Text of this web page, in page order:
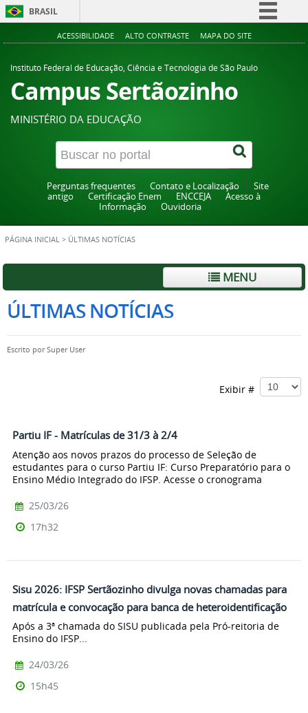
BRASIL
Simplifique!
Acesso à informação
Canais
ACESSIBILIDADE ALTO CONTRASTE MAPA DO SITE
Instituto Federal de Educação, Ciência e Tecnologia de São Paulo
Campus Sertãozinho
MINISTÉRIO DA EDUCAÇÃO
Perguntas frequentes Contato e Localização
Site
antigo
Certificação Enem ENCCEJA
Acesso à
Informação
Ouvidoria
PÁGINA INICIAL > ÚLTIMAS NOTÍCIAS
MENU
ÚLTIMAS NOTÍCIAS
Escrito porSuper User
Exibir #
Partiu IF - Matrículas de 31/3 à 2/4
Atenção aos novos prazos do processo de Seleção de
estudantes para o curso Partiu IF: Curso Preparatório para o
Ensino Médio Integrado do IFSP. Acesse o cronograma
25/03/26
17h32
Sisu 2026: IFSP Sertãozinho divulga novas chamadas para
matrícula e convocação para banca de heteroidentificação
Após a 3ª chamada do SISU publicada pela Pró-reitoria de
Ensino do IFSP...
24/03/26
15h45